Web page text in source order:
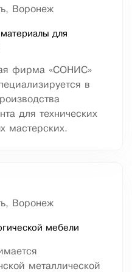
Воронеж
для
фирма «СОНИС»
в
для технических
мастерских.
Воронеж
мебели
металлической